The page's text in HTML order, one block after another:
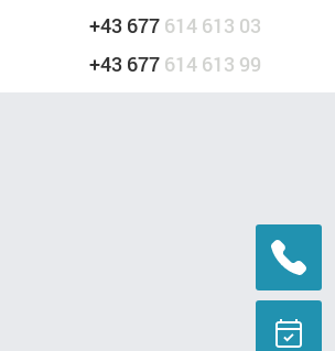
+43 677 614 613 03
+43 677 614 613 99